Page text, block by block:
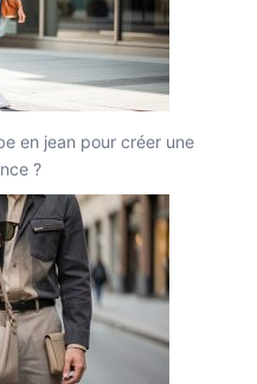
en jean pour créer une
?